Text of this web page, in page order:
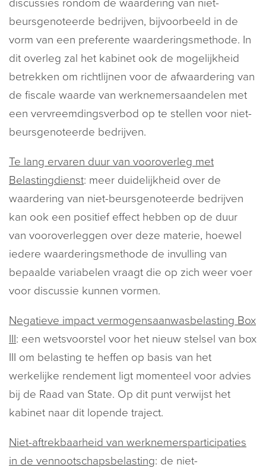
discussies rondom de waardering van niet-
beursgenoteerde bedrijven, bijvoorbeeld in de
vorm van een preferente waarderingsmethode. In
dit overleg zal het kabinet ook de mogelijkheid
betrekken om richtlijnen voor de afwaardering van
de fiscale waarde van werknemersaandelen met
een vervreemdingsverbod op te stellen voor niet-
beursgenoteerde bedrijven.
Te lang ervaren duur van vooroverleg met
Belastingdienst: meer duidelijkheid over de
waardering van niet-beursgenoteerde bedrijven
kan ook een positief effect hebben op de duur
van vooroverleggen over deze materie, hoewel
iedere waarderingsmethode de invulling van
bepaalde variabelen vraagt die op zich weer voer
voor discussie kunnen vormen.
Negatieve impact vermogensaanwasbelasting Box
III: een wetsvoorstel voor het nieuw stelsel van box
III om belasting te heffen op basis van het
werkelijke rendement ligt momenteel voor advies
bij de Raad van State. Op dit punt verwijst het
kabinet naar dit lopende traject.
Niet-aftrekbaarheid van werknemersparticipaties
in de vennootschapsbelasting: de niet-